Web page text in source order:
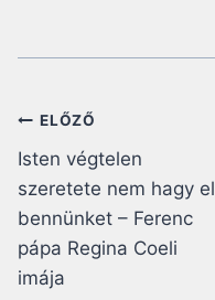
Bejegyzés
navigáció
ELŐZŐ
Isten végtelen
szeretete nem hagy el
bennünket – Ferenc
pápa Regina Coeli
imája